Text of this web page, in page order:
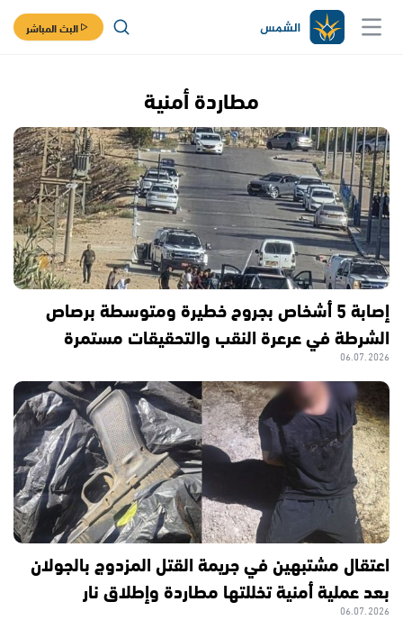
البث المباشر
مطاردة أمنية
إصابة 5 أشخاص بجروح خطيرة ومتوسطة برصاص
الشرطة في عرعرة النقب والتحقيقات مستمرة
06.07.2026
اعتقال مشتبهين في جريمة القتل المزدوج بالجولان
بعد عملية أمنية تخللتها مطاردة وإطلاق نار
06.07.2026